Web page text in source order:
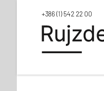
+386 (1) 542 22 00